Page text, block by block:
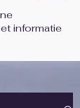
informatie